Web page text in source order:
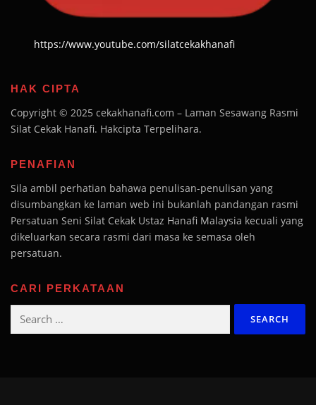
https://www.youtube.com/silatcekakhanafi
HAK CIPTA
Copyright © 2025 cekakhanafi.com – Laman Sesawang Rasmi
Silat Cekak Hanafi. Hakcipta Terpelihara.
PENAFIAN
Sila ambil perhatian bahawa penulisan-penulisan yang
disumbangkan ke laman web ini bukanlah pandangan rasmi
Persatuan Seni Silat Cekak Ustaz Hanafi Malaysia kecuali yang
dikeluarkan secara rasmi dari masa ke semasa oleh
persatuan.
CARI PERKATAAN
Search